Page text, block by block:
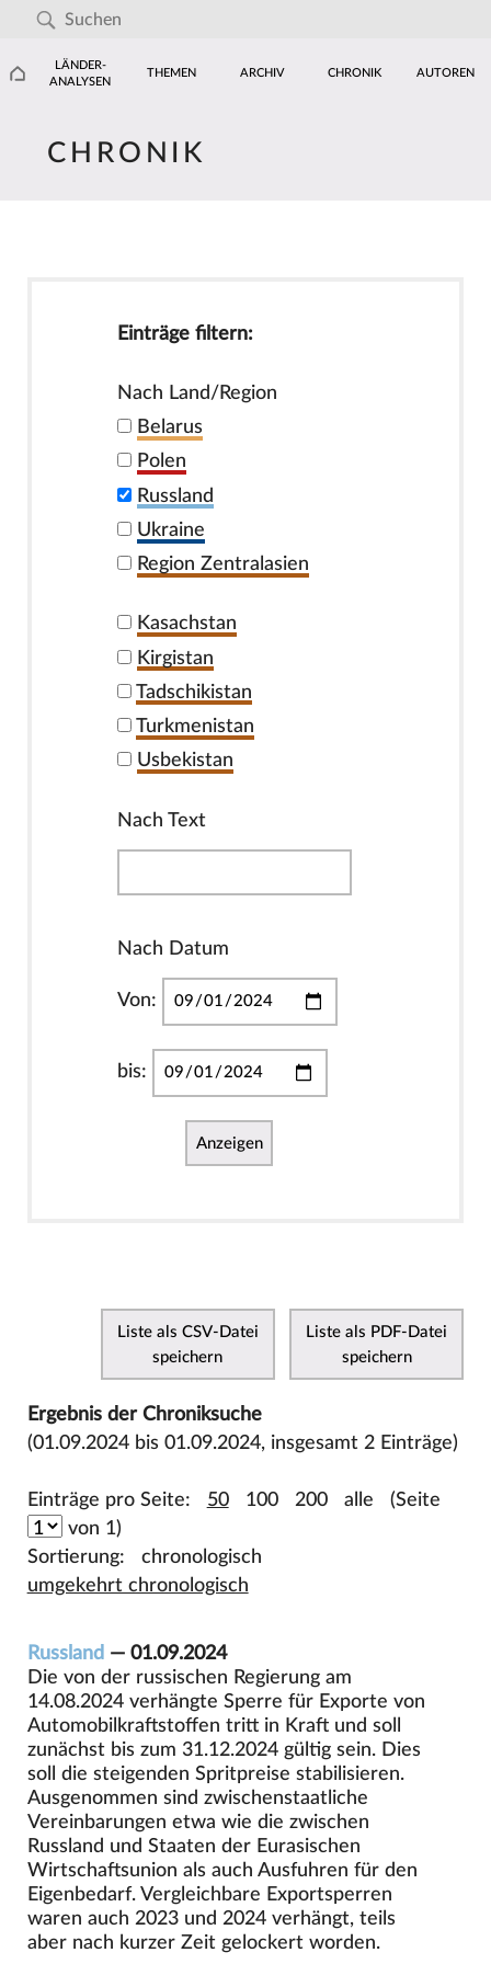
LÄNDER-
ANALYSEN
THEMEN ARCHIV CHRONIK AUTOREN
CHRONIK
Einträge filtern:
Nach Land/Region
Belarus
Polen
Russland
Ukraine
Region Zentralasien
Kasachstan
Kirgistan
Tadschikistan
Turkmenistan
Usbekistan
Nach Text
Nach Datum
Von:
bis:
Anzeigen
Liste als CSV-Datei
speichern
Liste als PDF-Datei
speichern
Ergebnis der Chroniksuche
(01.09.2024 bis 01.09.2024, insgesamt 2 Einträge)
Einträge pro Seite: 50 100 200 alle (Seite
von 1)
Sortierung: chronologisch
umgekehrt chronologisch
Russland — 01.09.2024
Die von der russischen Regierung am
14.08.2024 verhängte Sperre für Exporte von
Automobilkraftstoffen tritt in Kraft und soll
zunächst bis zum 31.12.2024 gültig sein. Dies
soll die steigenden Spritpreise stabilisieren.
Ausgenommen sind zwischenstaatliche
Vereinbarungen etwa wie die zwischen
Russland und Staaten der Eurasischen
Wirtschaftsunion als auch Ausfuhren für den
Eigenbedarf. Vergleichbare Exportsperren
waren auch 2023 und 2024 verhängt, teils
aber nach kurzer Zeit gelockert worden.